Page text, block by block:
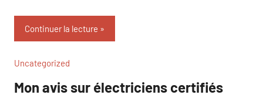
Continuer la lecture
Uncategorized
Mon avis sur électriciens certifiés